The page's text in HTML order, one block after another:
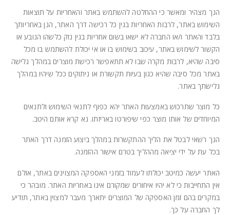
הנך מצהיר ומאשר כי ההחלטה להשתמש באתר והאחריות על תוצאות
השימוש באתר, לרבות האחריות בגין כל רכישה דרך האתר, הנן באחריותך
בלבד והאתר ו/או החברה לא ישאו בשום אחריות בגין נזק כלשהו הנובע או
הקשור לשימוש באתר, עיכוב בשימוש בו או אי יכולת להשתמש בו מכל
סיבה שהיא, לרבות מקרה שבו לא תתאפשר רכישת מוצרים במהלך גלישה
באתר מכל סיבה שהיא כגון בעיות תקשורת או ניתוקים ככל שיהיו במהלך
גלישתך באתר.
כל מוצר שתרכוש באמצעות האתר יהא כפוף לתנאי השימוש ולתנאים
המיוחדים של אותו מוצר כפי שיפורטו באריזתו. נא קרא אותם היטב.
הנך רשאי לבטל את הליך ההתקשרות במהלך ביצוע הזמנה דרך האתר
בכל עת על ידי יציאה מההליך בטרם אישור ההזמנה.
האתר יעשה כמיטב יכולתו לעמוד בזמני האספקה המצוינים באתר, אולם
אין התחייבות כי לא יהיו איחורים שמקורם אינו באחריות האתר. מובהר כי
במקרים בהם זמן האספקה של המוצרים יתארך מעבר למצוין באתר, תודיע
לך החברה על כך.